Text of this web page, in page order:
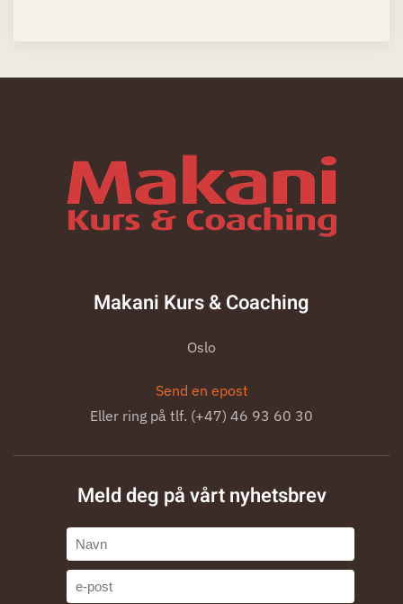
Makani Kurs & Coaching
Oslo
Send en epost
Eller ring på tlf. (+47) 46 93 60 30
Meld deg på vårt nyhetsbrev